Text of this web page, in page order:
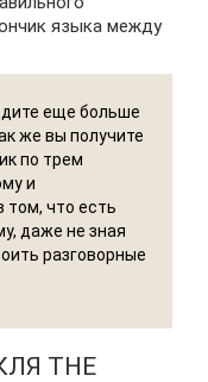
языка между
еще больше
же вы получите
по трем
и
том, что есть
даже не зная
разговорные
THE